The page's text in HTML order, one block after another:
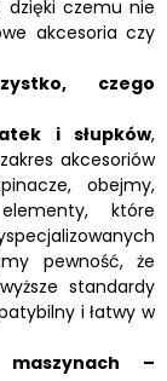
dzięki czemu nie
akcesoria czy
czego
i słupków,
akcesoriów
obejmy,
które
pewność, że
standardy
i łatwy w
maszynach –